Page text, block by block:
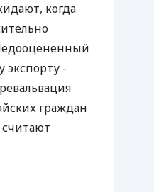
когда
экспорту -
граждан